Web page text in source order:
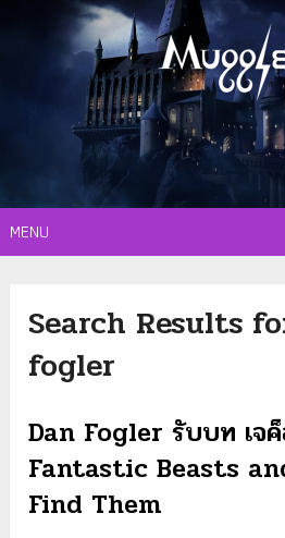
MENU
Search Results
fogler
Dan Fogler รับบท เจ
Fantastic Beasts
Find Them